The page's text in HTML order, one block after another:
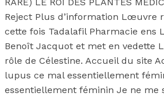
Reject Plus d’information Lœuvre
cette fois Tadalafil Pharmacie ens
Benoît Jacquot et met en vedette
rôle de Célestine. Accueil du site
lupus ce mal essentiellement
essentiellement féminin Je ne me